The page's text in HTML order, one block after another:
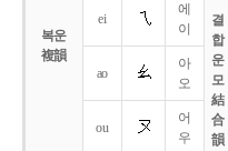
결
합
운
모
結
合
韻
복운
複韻
ei
에
이
ao
아
오
ou
어
우